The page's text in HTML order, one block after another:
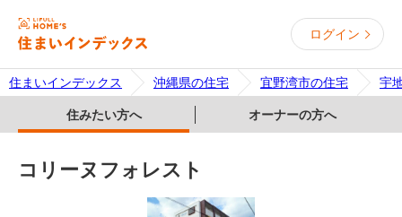
ログイン
住まいインデックス 沖縄県の住宅 宜野湾市の住宅 宇
住みたい方へ オーナーの方へ
コリーヌフォレスト